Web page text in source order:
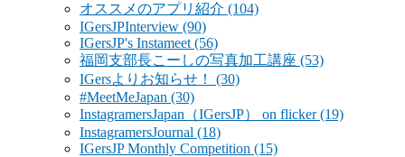
オススメのアプリ紹介 (104)
IGersJPInterview (90)
IGersJP's Instameet (56)
福岡支部長こーしの写真加工講座 (53)
IGersよりお知らせ！ (30)
#MeetMeJapan (30)
InstagramersJapan（IGersJP） on flicker(19)
InstagramersJournal (18)
IGersJP Monthly Competition (15)